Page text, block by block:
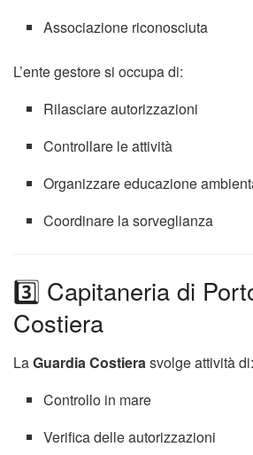
Associazione riconosciuta
L’ente gestore si occupa di:
Rilasciare autorizzazioni
Controllare le attività
Organizzare educazione
Coordinare la sorveglianza
3️⃣ Capitaneria di
Costiera
LaGuardia Costiera svolge attività di:
Controllo in mare
Verifica delle autorizzazioni